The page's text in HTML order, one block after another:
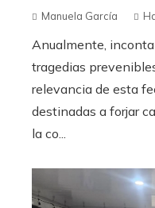
Manuela García
Anualmente,
tragedias
relevancia de esta
destinadas a forjar
la co...